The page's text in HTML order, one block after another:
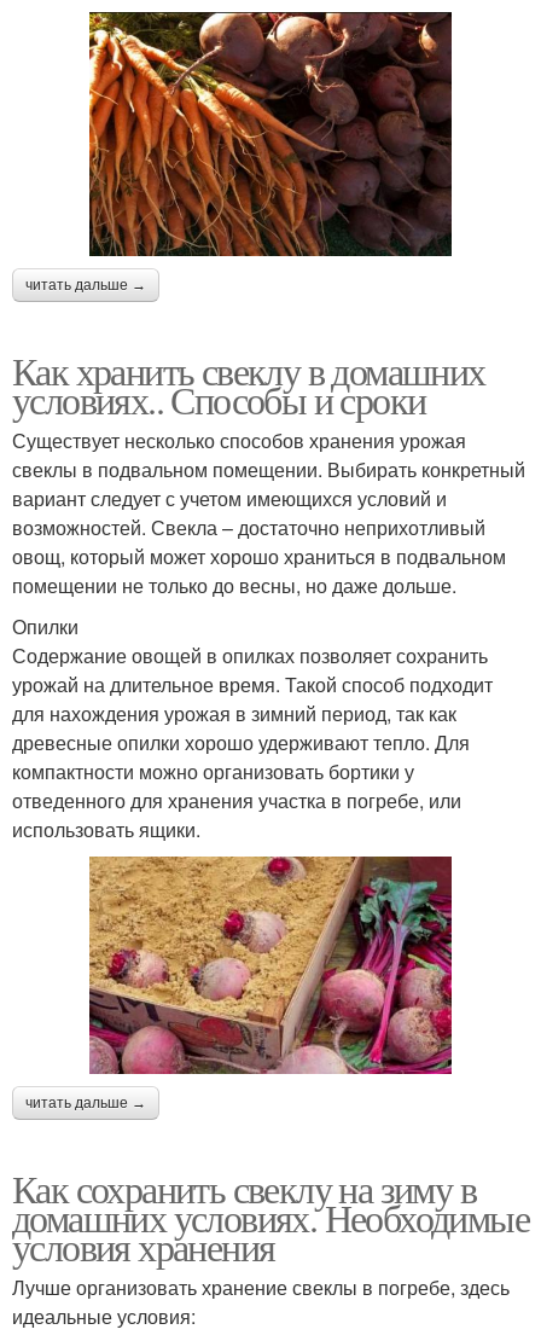
читать дальше →
Как хранить свеклу в домашних
условиях.. Способы и сроки
Существует несколько способов хранения урожая
свеклы в подвальном помещении. Выбирать конкретный
вариант следует с учетом имеющихся условий и
возможностей. Свекла – достаточно неприхотливый
овощ, который может хорошо храниться в подвальном
помещении не только до весны, но даже дольше.
Опилки
Содержание овощей в опилках позволяет сохранить
урожай на длительное время. Такой способ подходит
для нахождения урожая в зимний период, так как
древесные опилки хорошо удерживают тепло. Для
компактности можно организовать бортики у
отведенного для хранения участка в погребе, или
использовать ящики.
читать дальше →
Как сохранить свеклу на зиму в
домашних условиях. Необходимые
условия хранения
Лучше организовать хранение свеклы в погребе, здесь
идеальные условия: